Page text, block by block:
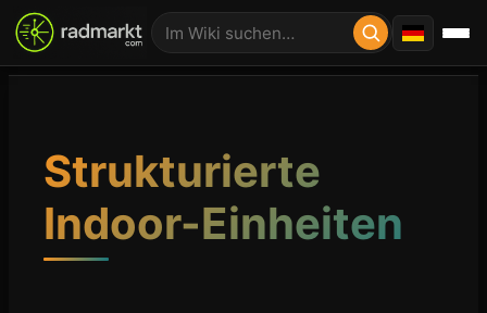
Strukturierte
Indoor-Einheiten